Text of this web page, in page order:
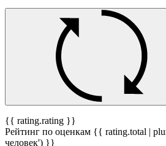
{{ rating.rating }}
Рейтинг по оценкам {{ rating.total |
человек') }}